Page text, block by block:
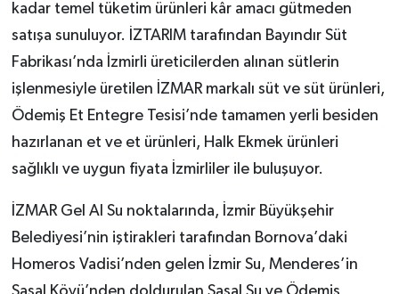
kadar temel tüketim ürünleri kâr amacı gütmeden
satışa sunuluyor. İZTARIM tarafından Bayındır Süt
Fabrikası’nda İzmirli üreticilerden alınan sütlerin
işlenmesiyle üretilen İZMAR markalı süt ve süt ürünleri,
Ödemiş Et Entegre Tesisi’nde tamamen yerli besiden
hazırlanan et ve et ürünleri, Halk Ekmek ürünleri
sağlıklı ve uygun fiyata İzmirliler ile buluşuyor.
İZMAR Gel Al Su noktalarında, İzmir Büyükşehir
Belediyesi’nin iştirakleri tarafından Bornova’daki
Homeros Vadisi’nden gelen İzmir Su, Menderes’in